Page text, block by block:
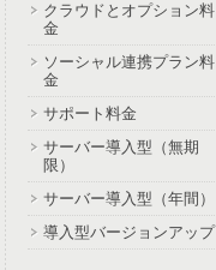
クラウドとオプション料
金
ソーシャル連携プラン料
金
サポート料金
サーバー導入型（無期
限）
サーバー導入型（年間）
導入型バージョンアップ